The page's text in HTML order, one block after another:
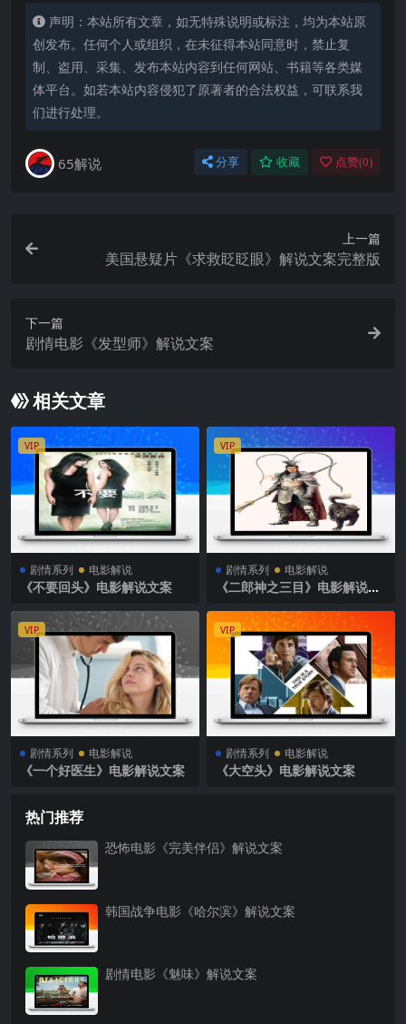
声明：本站所有文章，如无特殊说明或标注，均为本站原
创发布。任何个人或组织，在未征得本站同意时，禁止复
制、盗用、采集、发布本站内容到任何网站、书籍等各类媒
体平台。如若本站内容侵犯了原著者的合法权益，可联系我
们进行处理。
65解说 分享 收藏 点赞(0)
上一篇
美国悬疑片《求救眨眨眼》解说文案完整版
下一篇
剧情电影《发型师》解说文案
相关文章
VIP
剧情系列 电影解说
《不要回头》电影解说文案
VIP
剧情系列 电影解说
《二郎神之三目》电影解说文
VIP
剧情系列 电影解说
《一个好医生》电影解说文案
VIP
剧情系列 电影解说
《大空头》电影解说文案
热门推荐
恐怖电影《完美伴侣》解说文案
韩国战争电影《哈尔滨》解说文案
剧情电影《魅味》解说文案